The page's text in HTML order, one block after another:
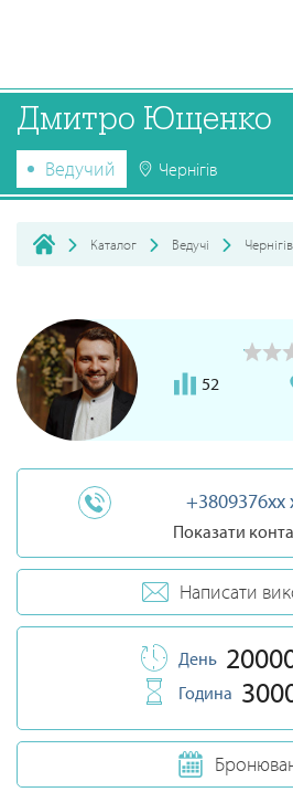
Дмитро Ющенко
Ведучий Чернігів
Каталог Ведучі Чернігів
52
+3809376xx
Показати
Написати
День
Година